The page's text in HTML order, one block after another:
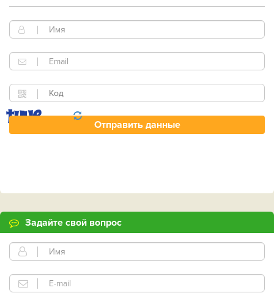
Задайте свой вопрос